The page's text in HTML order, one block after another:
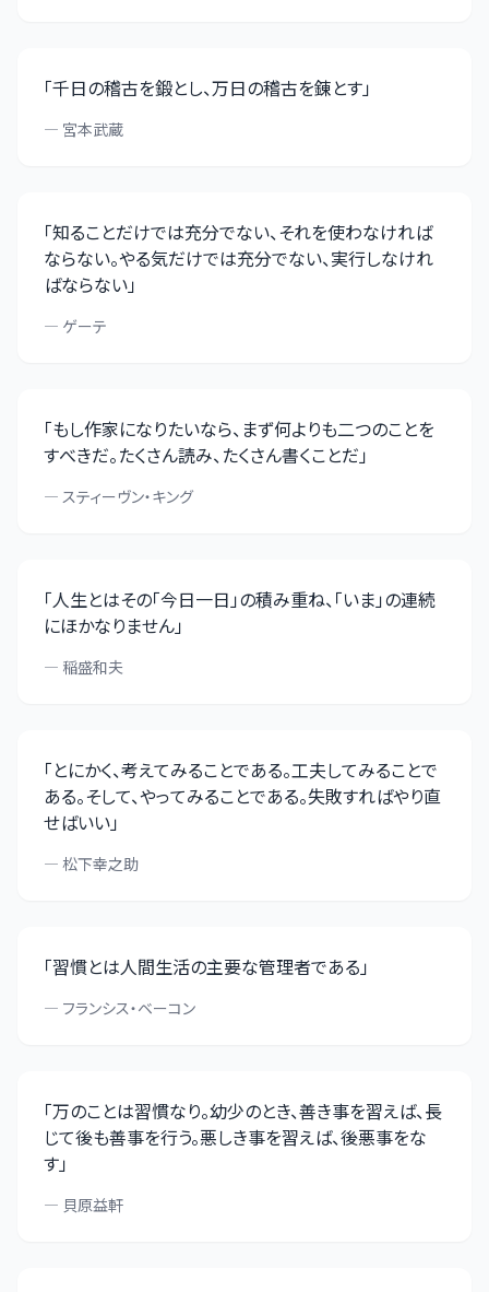
「千日の稽古を鍛とし、万日の稽古を錬とす」
— 宮本武蔵
「知ることだけでは充分でない、それを使わなければ
ならない。やる気だけでは充分でない、実行しなけれ
ばならない」
— ゲーテ
「もし作家になりたいなら、まず何よりも二つのことを
すべきだ。たくさん読み、たくさん書くことだ」
— スティーヴン・キング
「人生とはその「今日一日」の積み重ね、「いま」の連続
にほかなりません」
— 稲盛和夫
「とにかく、考えてみることである。工夫してみることで
ある。そして、やってみることである。失敗すればやり直
せばいい」
— 松下幸之助
「習慣とは人間生活の主要な管理者である」
— フランシス・ベーコン
「万のことは習慣なり。幼少のとき、善き事を習えば、長
じて後も善事を行う。悪しき事を習えば、後悪事をな
す」
— 貝原益軒